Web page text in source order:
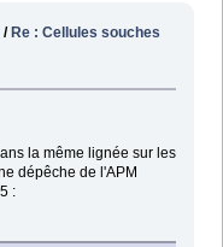
/Re : Cellules souches
la même lignée sur les
dépêche de l'APM
: